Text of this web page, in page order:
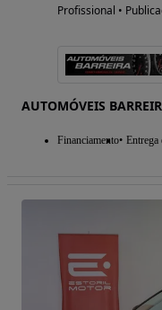
Profissional •
AUTOMÓVEIS
Financiamento Entrega